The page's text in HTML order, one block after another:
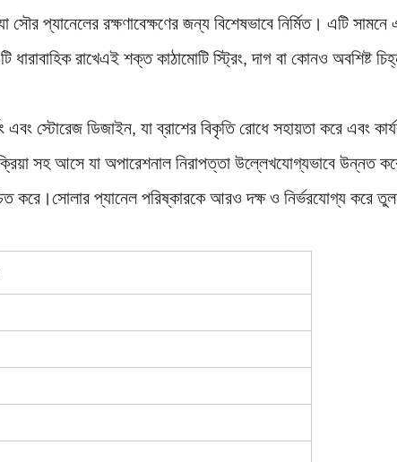
প্যানেলের রক্ষণাবেক্ষণের জন্য বিশেষভাবে নির্মিত। এটি সামনে
রাখেএই শক্ত কাঠামোটি স্ট্রিং, দাগ বা কোনও অবশিষ্ট
স্টোরেজ ডিজাইন, যা ব্রাশের বিকৃতি রোধে সহায়তা করে এবং
সহ আসে যা অপারেশনাল নিরাপত্তা উল্লেখযোগ্যভাবে উন্নত
করে।সোলার প্যানেল পরিষ্কারকে আরও দক্ষ ও নির্ভরযোগ্য করে